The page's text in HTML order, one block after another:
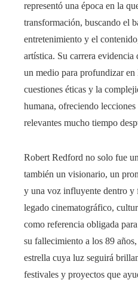
representó una época en la
transformación, buscando el
entretenimiento y el
artística. Su carrera evidencia
un medio para profundizar en
cuestiones éticas y la
humana, ofreciendo
relevantes mucho tiempo
Robert Redford no solo fue
también un visionario, un
y una voz influyente dentro
legado cinematográfico,
como referencia obligada
su fallecimiento a los 89
estrella cuya luz seguirá
festivales y proyectos que